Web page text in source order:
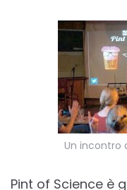
Un incontro
Pint of Science è